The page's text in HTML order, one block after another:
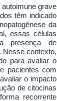
grave
têm indicado
da
essas células
presença de
Nesse contexto,
para avaliar o
pacientes com
o impacto
de citocinas
recorrente